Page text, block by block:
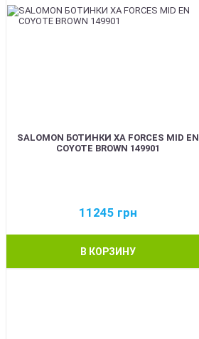
SALOMON БОТИНКИ XA FORCES MID EN
COYOTE BROWN 149901
11245 грн
В КОРЗИНУ